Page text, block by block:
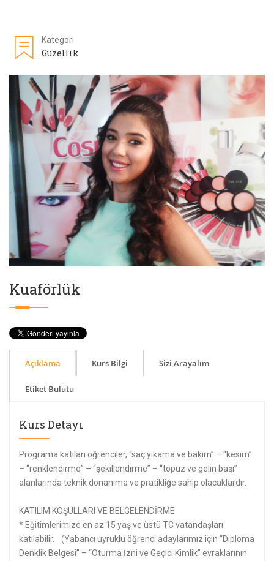
Kategori
Güzellik
Kuaförlük
Açıklama Kurs Bilgi Sizi Arayalım
Etiket Bulutu
Kurs Detayı
Programa katılan öğrenciler, “saç yıkama ve bakım” – “kesim”
– “renklendirme” – “şekillendirme” – “topuz ve gelin başı”
alanlarında teknik donanıma ve pratikliğe sahip olacaklardır.
KATILIM KOŞULLARI VE BELGELENDİRME
* Eğitimlerimize en az 15 yaş ve üstü TC vatandaşları
katılabilir. (Yabancı uyruklu öğrenci adaylarımız için “Diploma
Denklik Belgesi” – “Oturma İzni ve Geçici Kimlik” evraklarının